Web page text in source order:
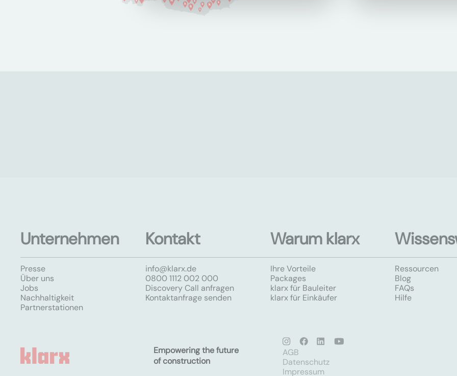
Unternehmen
Presse
Über uns
Jobs
Nachhaltigkeit
Partnerstationen
Kontakt
info@klarx.de
0800 1112 002 000
Discovery Call anfragen
Kontaktanfrage senden
Warum klarx
Ihre Vorteile
Packages
klarx für Bauleiter
klarx für Einkäufer
Ressourcen
Blog
FAQs
Hilfe
Empowering the future
of construction
AGB
Datenschutz
Impressum